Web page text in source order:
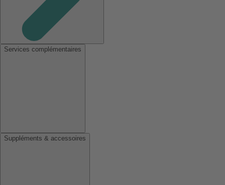
Services complémentaires
Suppléments & accessoires